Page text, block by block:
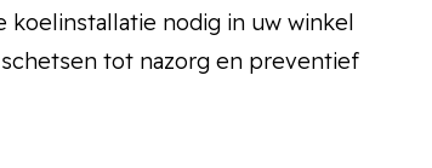
koelinstallatie nodig in uw winkel
tot nazorg en preventief